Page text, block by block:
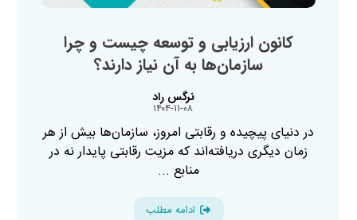
کانون ارزیابی و توسعه چیست و چرا
سازمان‌ها به آن نیاز دارند؟
نرگس راد
۱۴۰۴-۱۱-۰۸
در دنیای پیچیده و رقابتی امروز، سازمان‌ها بیش از هر
زمان دیگری دریافته‌اند که مزیت رقابتی پایدار نه در
منابع ...
ادامه مطلب